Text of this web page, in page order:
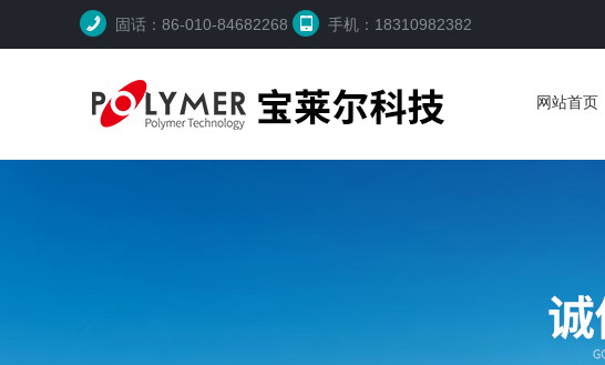
固话：86-010-84682268 手机：18310982382
网站首页